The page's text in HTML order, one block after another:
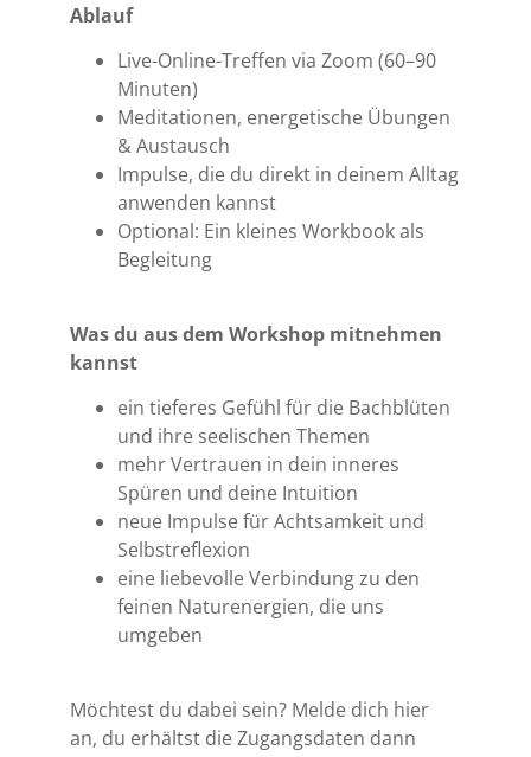
Ablauf
Live-Online-Treffen via Zoom (60–90
Minuten)
Meditationen, energetische Übungen
& Austausch
Impulse, die du direkt in deinem Alltag
anwenden kannst
Optional: Ein kleines Workbook als
Begleitung
Was du aus dem Workshop mitnehmen
kannst
ein tieferes Gefühl für die Bachblüten
und ihre seelischen Themen
mehr Vertrauen in dein inneres
Spüren und deine Intuition
neue Impulse für Achtsamkeit und
Selbstreflexion
eine liebevolle Verbindung zu den
feinen Naturenergien, die uns
umgeben
Möchtest du dabei sein? Melde dich hier
an, du erhältst die Zugangsdaten dann